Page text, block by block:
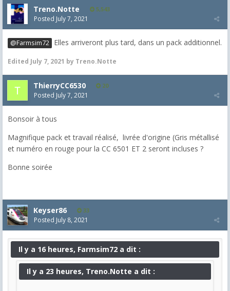
Treno.Notte 5,543
Posted July 7, 2021
@Farmsim72 Elles arriveront plus tard, dans un pack additionnel.
Edited July 7, 2021 by Treno.Notte
ThierryCC6530 20
Posted July 7, 2021
Bonsoir à tous
Magnifique pack et travail réalisé, livrée d'origine (Gris métallisé
et numéro en rouge pour la CC 6501 ET 2 seront incluses ?
Bonne soirée
Keyser86 33
Posted July 8, 2021
Il y a 16 heures, Farmsim72 a dit :
Il y a 23 heures, Treno.Notte a dit :